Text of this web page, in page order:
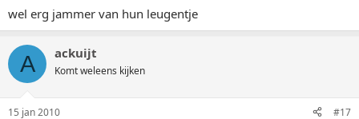
wel erg jammer van hun leugentje
A ackuijt
Komt weleens kijken
15 jan 2010 #17